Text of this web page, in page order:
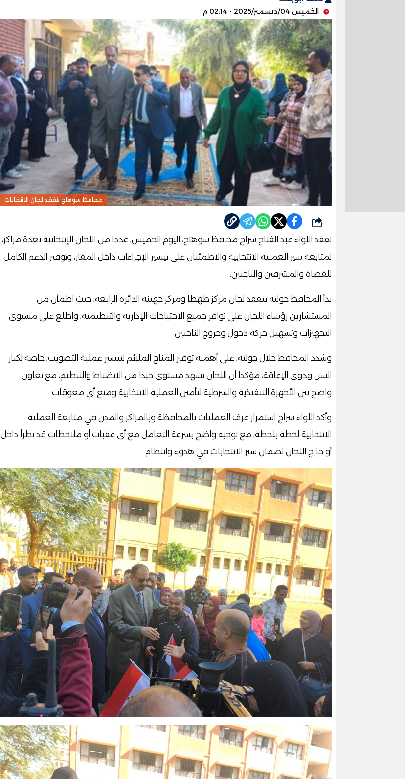
الخميس 04/ديسمبر/2025 - 02:14 م
محافظ سوهاج يتفقد لجان الانتخابات
شارك
تفقد اللواء عبد الفتاح سراج محافظ سوهاج، اليوم الخميس، عددا من اللجان الإنتخابية بعدة مراكز،
لمتابعة سير العملية الانتخابية والاطمئنان على تيسير الإجراءات داخل المقار، وتوفير الدعم الكامل
للقضاة والمشرفين والناخبين.
بدأ المحافظ جولته بتفقد لجان مركز طهطا ومركز جهينة الدائرة الرابعة، حيث اطمأن من
المستشارين رؤساء اللجان على توافر جميع الاحتياجات الإدارية والتنظيمية، واطلع على مستوى
التجهيزات وتسهيل حركة دخول وخروج الناخبين.
وشدد المحافظ خلال جولته، على أهمية توفير المناخ الملائم لتيسير عملية التصويت، خاصة لكبار
السن وذوي الإعاقة، مؤكدا أن اللجان تشهد مستوى جيدا من الانضباط والتنظيم، مع تعاون
واضح بين الأجهزة التنفيذية والشرطية لتأمين العملية الانتخابية ومنع أي معوقات.
وأكد اللواء سراج استمرار غرف العمليات بالمحافظة وبالمراكز والمدن في متابعة العملية
الانتخابية لحظة بلحظة، مع توجيه واضح بسرعة التعامل مع أي عقبات أو ملاحظات قد تطرأ داخل
أو خارج اللجان لضمان سير الانتخابات في هدوء وانتظام.